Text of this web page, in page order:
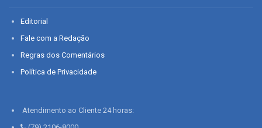
Editorial
Fale com a Redação
Regras dos Comentários
Política de Privacidade
Atendimento ao Cliente 24 horas: